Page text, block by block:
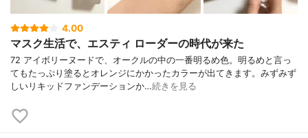
4.00
マスク生活で、エスティ ローダーの時代が来た
72 アイボリーヌードで、オークルの中の一番明るめ色。明るめと言っ
てもたっぷり塗るとオレンジにかかったカラーが出てきます。みずみず
しいリキッドファンデーションか…続きを見る